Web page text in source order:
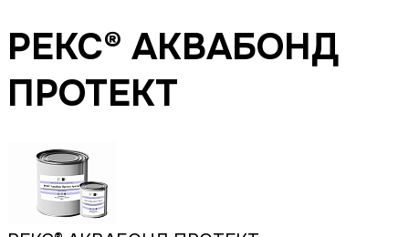
РЕКС® АКВАБОНД
ПРОТЕКТ